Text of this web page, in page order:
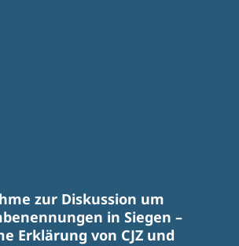
zur Diskussion um
in Siegen –
Erklärung von CJZ und